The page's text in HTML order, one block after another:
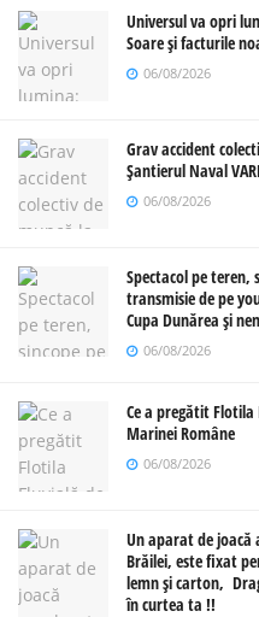
Universul va opri
Soare și facturile
06/08/2026
Grav accident
Șantierul Naval
06/08/2026
Spectacol pe teren,
transmisie de pe
Cupa Dunărea și
06/08/2026
Ce a pregătit Flotila
Marinei Române
06/08/2026
Un aparat de joacă
Brăilei, este fixat
lemn și carton,
în curtea ta !!